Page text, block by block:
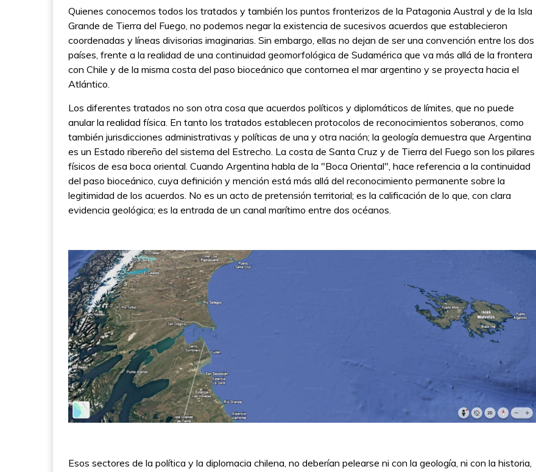
Quienes conocemos todos los tratados y también los puntos fronterizos de la Patagonia Austral y de la Isla
Grande de Tierra del Fuego, no podemos negar la existencia de sucesivos acuerdos que establecieron
coordenadas y líneas divisorias imaginarias. Sin embargo, ellas no dejan de ser una convención entre los dos
países, frente a la realidad de una continuidad geomorfológica de Sudamérica que va más allá de la frontera
con Chile y de la misma costa del paso bioceánico que contornea el mar argentino y se proyecta hacia el
Atlántico.
Los diferentes tratados no son otra cosa que acuerdos políticos y diplomáticos de límites, que no puede
anular la realidad física. En tanto los tratados establecen protocolos de reconocimientos soberanos, como
también jurisdicciones administrativas y políticas de una y otra nación; la geología demuestra que Argentina
es un Estado ribereño del sistema del Estrecho. La costa de Santa Cruz y de Tierra del Fuego son los pilares
físicos de esa boca oriental. Cuando Argentina habla de la "Boca Oriental", hace referencia a la continuidad
del paso bioceánico, cuya definición y mención está más allá del reconocimiento permanente sobre la
legitimidad de los acuerdos. No es un acto de pretensión territorial; es la calificación de lo que, con clara
evidencia geológica; es la entrada de un canal marítimo entre dos océanos.
Esos sectores de la política y la diplomacia chilena, no deberían pelearse ni con la geología, ni con la historia,